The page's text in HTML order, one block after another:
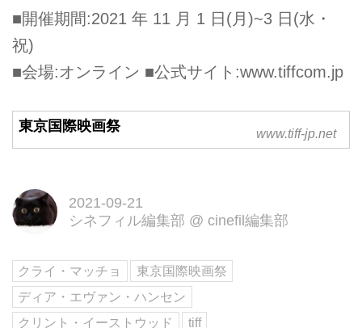
■開催期間:2021 年 11 月 1 日(月)~3 日(水・
祝)
■会場:オンライン ■公式サイト:www.tiffcom.jp
東京国際映画祭 www.tiff-jp.net
2021-09-21
シネフィル編集部 @ cinefil編集部
クライ・マッチョ
東京国際映画祭
ディア・エヴァン・ハンセン
クリント・イーストウッド
tiff